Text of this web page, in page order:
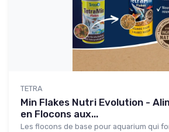
TETRA
Min Flakes Nutri Evolution -
en Flocons aux...
Les flocons de base pour aquarium qui